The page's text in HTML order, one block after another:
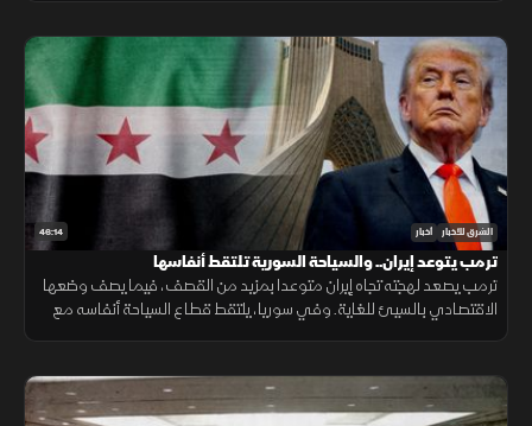
46:14 الشرق للأخبار أخبار
ترمب يتوعد إيران.. والسياحة السورية تلتقط أنفاسها
ترمب يصعد لهجته تجاه إيران متوعدا بمزيد من القصف، فيما يصف وضعها
الاقتصادي بالسيئ للغاية. وفي سوريا، يلتقط قطاع السياحة أنفاسه مع